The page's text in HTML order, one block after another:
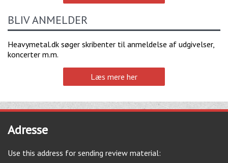
BLIV ANMELDER
Heavymetal.dk søger skribenter til anmeldelse af udgivelser,
koncerter m.m.
Læs mere her
Adresse
Use this address for sending review material: